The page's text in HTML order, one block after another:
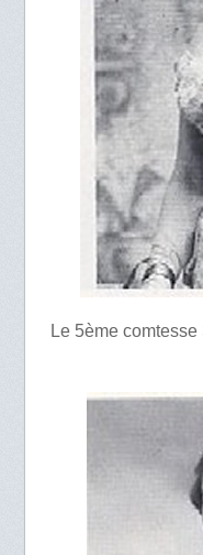
Le 5ème